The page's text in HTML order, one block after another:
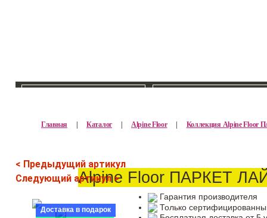
Главная Каталог Alpine Floor Коллекция Alpine
< Предыдущий артикул
Следующий артикул >Alpine Floor ПАРКЕТ
Доставка в подарок
Гарантия производителя
Только